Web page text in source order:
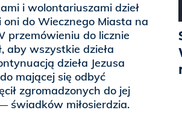
i wolontariuszami dzieł
do Wiecznego Miasta na
przemówieniu do licznie
aby wszystkie dzieła
dzieła Jezusa
mającej się odbyć
zgromadzonych do jej
świadków miłosierdzia.